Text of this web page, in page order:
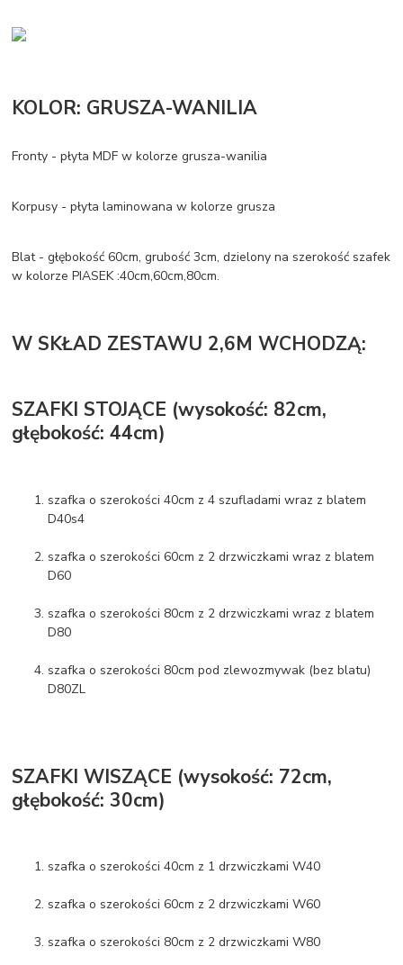
KOLOR: GRUSZA-WANILIA
Fronty - płyta MDF w kolorze grusza-wanilia
Korpusy - płyta laminowana w kolorze grusza
Blat - głębokość 60cm, grubość 3cm, dzielony na szerokość szafek
w kolorze PIASEK :40cm,60cm,80cm.
W SKŁAD ZESTAWU 2,6M WCHODZĄ:
SZAFKI STOJĄCE (wysokość: 82cm,
głębokość: 44cm)
szafka o szerokości 40cm z 4 szufladami wraz z blatem
D40s4
szafka o szerokości 60cm z 2 drzwiczkami wraz z blatem
D60
szafka o szerokości 80cm z 2 drzwiczkami wraz z blatem
D80
szafka o szerokości 80cm pod zlewozmywak (bez blatu)
D80ZL
SZAFKI WISZĄCE (wysokość: 72cm,
głębokość: 30cm)
szafka o szerokości 40cm z 1 drzwiczkami W40
szafka o szerokości 60cm z 2 drzwiczkami W60
szafka o szerokości 80cm z 2 drzwiczkami W80